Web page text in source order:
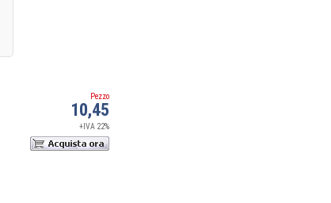
Pezzo
10,45
+IVA 22%